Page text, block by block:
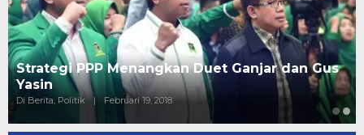
Strategi PPP Menangkan Duet Ganjar dan Gus
Yasin
Di Berita, Politik | Februari 19, 2018